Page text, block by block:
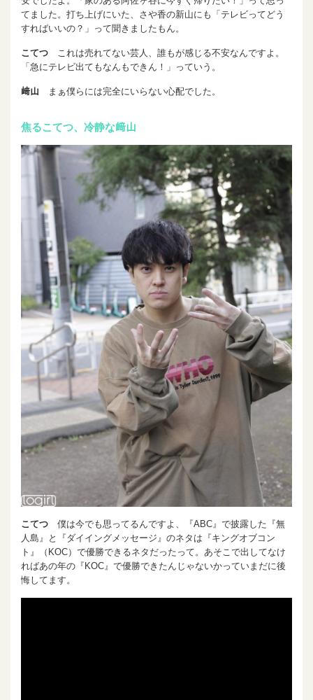
てました。打ち上げにいた、さや香の新山にも「テレビってどう
すればいいの？」って聞きましたもん。
こてつ これは売れてない芸人、誰もが感じる不安なんですよ。
「急にテレビ出てもなんもできん！」っていう。
﨑山 まぁ僕らには完全にいらない心配でした。
焦るこてつ、冷静な﨑山
こてつ 僕は今でも思ってるんですよ、『ABC』で披露した『無
人島』と『ダイイングメッセージ』のネタは『キングオブコン
ト』（KOC）で優勝できるネタだったって。あそこで出してなけ
ればあの年の『KOC』で優勝できたんじゃないかっていまだに後
悔してます。